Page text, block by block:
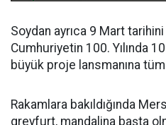
Soydan ayrıca 9 Mart
Cumhuriyetin 100. Yılında
büyük proje lansmanına
Rakamlara bakıldığında
greyfurt, mandalina başta